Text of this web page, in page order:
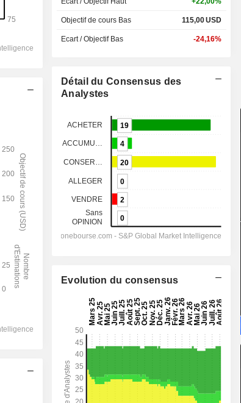
Objectif de cours Bas 115,00USD
Ecart / Objectif Bas -24,16%
Détail du Consensus des
Analystes
Evolution du consensus